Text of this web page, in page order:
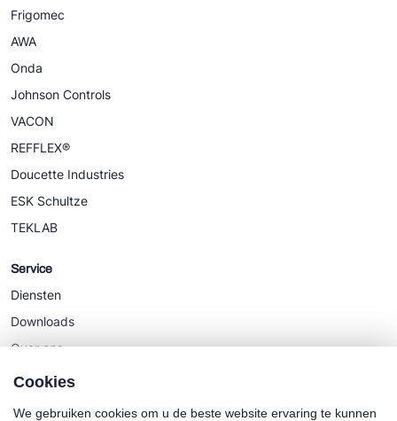
Frigomec
AWA
Onda
Johnson Controls
VACON
REFFLEX®
Doucette Industries
ESK Schultze
TEKLAB
Service
Diensten
Downloads
Over ons
Nieuws
Cookies
We gebruiken cookies om u de beste website ervaring te kunnen